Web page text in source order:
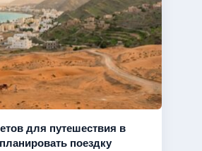
для путешествия в
поездку